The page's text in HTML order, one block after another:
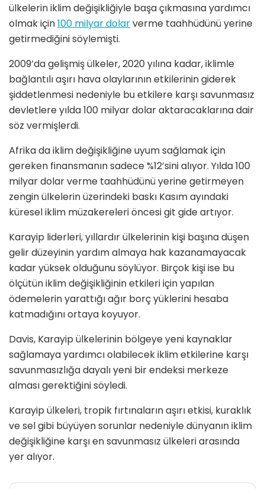
ülkelerin iklim değişikliğiyle başa çıkmasına yardımcı
olmak için100 milyar dolarverme taahhüdünü yerine
getirmediğini söylemişti.
2009’da gelişmiş ülkeler, 2020 yılına kadar, iklimle
bağlantılı aşırı hava olaylarının etkilerinin giderek
şiddetlenmesi nedeniyle bu etkilere karşı savunmasız
devletlere yılda 100 milyar dolar aktaracaklarına dair
söz vermişlerdi.
Afrika da iklim değişikliğine uyum sağlamak için
gereken finansmanın sadece %12’sini alıyor. Yılda 100
milyar dolar verme taahhüdünü yerine getirmeyen
zengin ülkelerin üzerindeki baskı Kasım ayındaki
küresel iklim müzakereleri öncesi git gide artıyor.
Karayip liderleri, yıllardır ülkelerinin kişi başına düşen
gelir düzeyinin yardım almaya hak kazanamayacak
kadar yüksek olduğunu söylüyor. Birçok kişi ise bu
ölçütün iklim değişikliğinin etkileri için yapılan
ödemelerin yarattığı ağır borç yüklerini hesaba
katmadığını ortaya koyuyor.
Davis, Karayip ülkelerinin bölgeye yeni kaynaklar
sağlamaya yardımcı olabilecek iklim etkilerine karşı
savunmasızlığa dayalı yeni bir endeksi merkeze
alması gerektiğini söyledi.
Karayip ülkeleri, tropik fırtınaların aşırı etkisi, kuraklık
ve sel gibi büyüyen sorunlar nedeniyle dünyanın iklim
değişikliğine karşı en savunmasız ülkeleri arasında
yer alıyor.